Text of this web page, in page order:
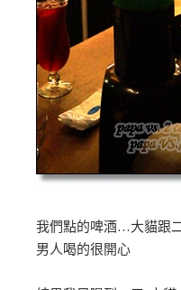
我們點的啤酒…大貓跟
男人喝的很開心